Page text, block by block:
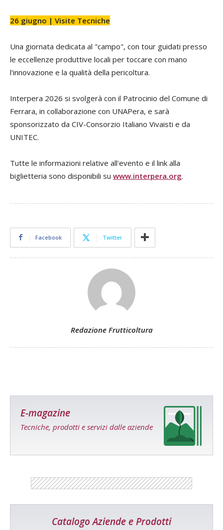
26 giugno | Visite Tecniche
Una giornata dedicata al "campo", con tour guidati presso
le eccellenze produttive locali per toccare con mano
l'innovazione e la qualità della pericoltura.
Interpera 2026 si svolgerà con il Patrocinio del Comune di
Ferrara, in collaborazione con UNAPera, e sarà
sponsorizzato da CIV-Consorzio Italiano Vivaisti e da
UNITEC.
Tutte le informazioni relative all'evento e il link alla
biglietteria sono disponibili su www.interpera.org.
Facebook Twitter
Redazione Frutticoltura
E-magazine
Tecniche, prodotti e servizi dalle aziende
Catalogo Aziende e Prodotti